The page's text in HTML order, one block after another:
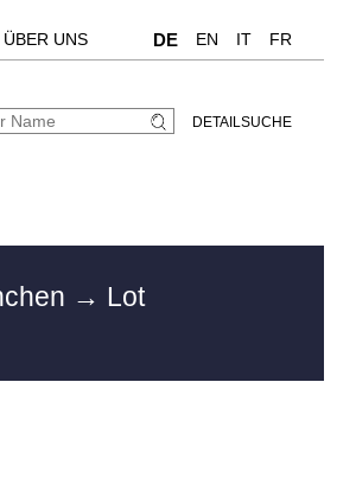
ÜBER UNS DE EN IT FR
DETAILSUCHE
→ Lot